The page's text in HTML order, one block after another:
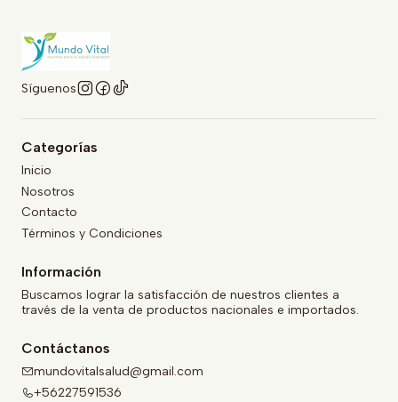
Síguenos
Categorías
Inicio
Nosotros
Contacto
Términos y Condiciones
Información
Buscamos lograr la satisfacción de nuestros clientes a
través de la venta de productos nacionales e importados.
Contáctanos
mundovitalsalud@gmail.com
+56227591536